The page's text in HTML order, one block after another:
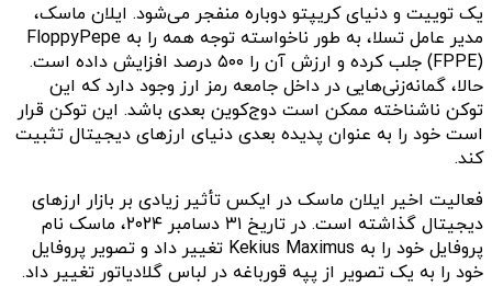
یک توییت و دنیای کریپتو دوباره منفجر می‌شود. ایلان ماسک،
مدیر عامل تسلا، به طور ناخواسته توجه‌ همه را به FloppyPepe
(FPPE) جلب کرده و ارزش آن را ۵۰۰ درصد افزایش داده است.
حالا، گمانه‌زنی‌هایی در داخل جامعه رمز ارز وجود دارد که این
توکن ناشناخته ممکن است دوج‌کوین بعدی باشد. این توکن قرار
است خود را به عنوان پدیده بعدی دنیای ارزهای دیجیتال تثبیت
کند.
فعالیت اخیر ایلان ماسک در ایکس تأثیر زیادی بر بازار ارزهای
دیجیتال گذاشته است. در تاریخ ۳۱ دسامبر ۲۰۲۴، ماسک نام
پروفایل خود را به Kekius Maximus تغییر داد و تصویر پروفایل
خود را به یک تصویر از پپه قورباغه در لباس گلادیاتور تغییر داد.